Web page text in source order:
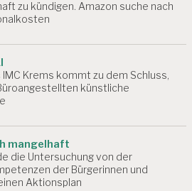
zu kündigen. Amazon suche nach
Krems kommt zu dem Schluss,
künstliche
mangelhaft
die Untersuchung von der
der Bürgerinnen und
Aktionsplan